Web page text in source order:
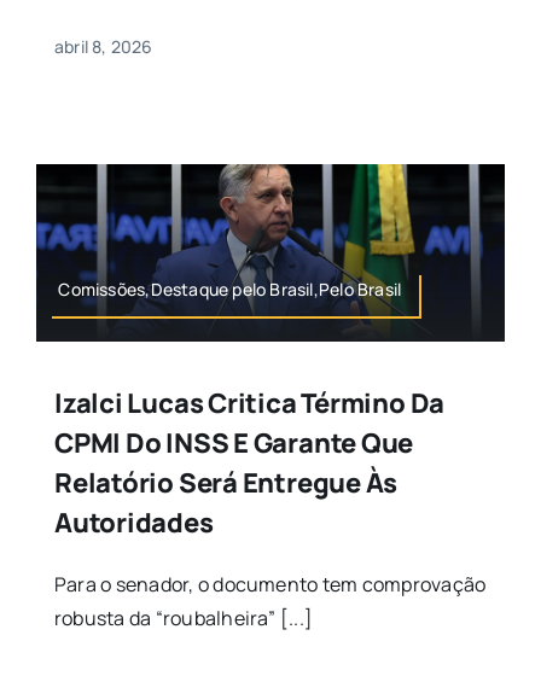
abril 8, 2026
Comissões,Destaque pelo Brasil,Pelo Brasil
Izalci Lucas Critica Término Da
CPMI Do INSS E Garante Que
Relatório Será Entregue Às
Autoridades
Para o senador, o documento tem comprovação
robusta da “roubalheira” [...]